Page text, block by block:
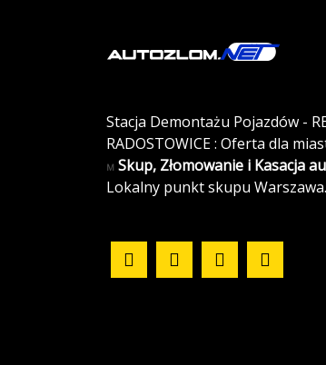
Stacja Demontażu Pojazdów -
RADOSTOWICE : Oferta dla
M Skup, Złomowanie i Kasacja
Lokalny punkt skupu Warszawa.